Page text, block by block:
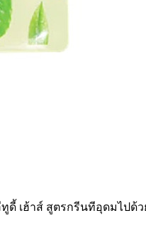
เฮ้าส์ สูตรกรีนทีอุดมไปด้